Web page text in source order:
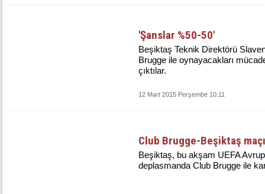
'Şanslar %50-50'
Beşiktaş Teknik Direktörü
Brugge ile oynayacakları
çıktılar.
12 Mart 2015 Perşembe 10:11
Club Brugge-Beşiktaş
Beşiktaş, bu akşam UEFA
deplasmanda Club Brugge ile